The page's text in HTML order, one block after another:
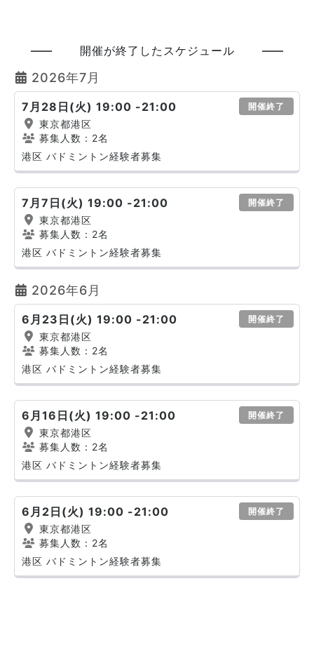
開催が終了したスケジュール
2026年7月
7月28日(火) 19:00 -21:00 開催終了
東京都港区
募集人数：2名
港区 バドミントン経験者募集
7月7日(火) 19:00 -21:00 開催終了
東京都港区
募集人数：2名
港区 バドミントン経験者募集
2026年6月
6月23日(火) 19:00 -21:00 開催終了
東京都港区
募集人数：2名
港区 バドミントン経験者募集
6月16日(火) 19:00 -21:00 開催終了
東京都港区
募集人数：2名
港区 バドミントン経験者募集
6月2日(火) 19:00 -21:00 開催終了
東京都港区
募集人数：2名
港区 バドミントン経験者募集